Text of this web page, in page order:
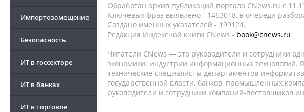
Импортозамещение
Безопасность
ИТ в госсекторе
ИТ в банках
ИТ в торговле
Обработан архив публикаций портала CNews.ru c
Ключевых фраз выявлено - 1463018, в очереди
Создано именных указателей - 199124.
Редакция Индексной книги CNews - book@cnews.ru
Читатели CNews — это руководители и сотрудники
экономики: индустрии информационных технологий.
технические специалисты департаментов
государственной власти, банков, промышленных
руководители и сотрудники компаний-поставщиков